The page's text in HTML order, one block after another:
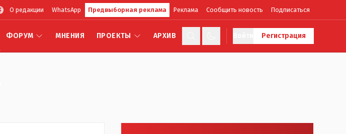
О редакции WhatsApp Предвыборная реклама Реклама Сообщить новость Подписаться
ФОРУМ МНЕНИЯ ПРОЕКТЫ АРХИВ Регистрация